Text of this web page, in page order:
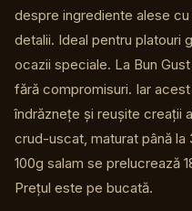
despre ingrediente alese
detalii. Ideal pentru platouri
ocazii speciale. La Bun
fără compromisuri. Iar
îndrăznețe și reușite creații
crud-uscat, maturat până la
100g salam se prelucrează
Prețul este pe bucată.